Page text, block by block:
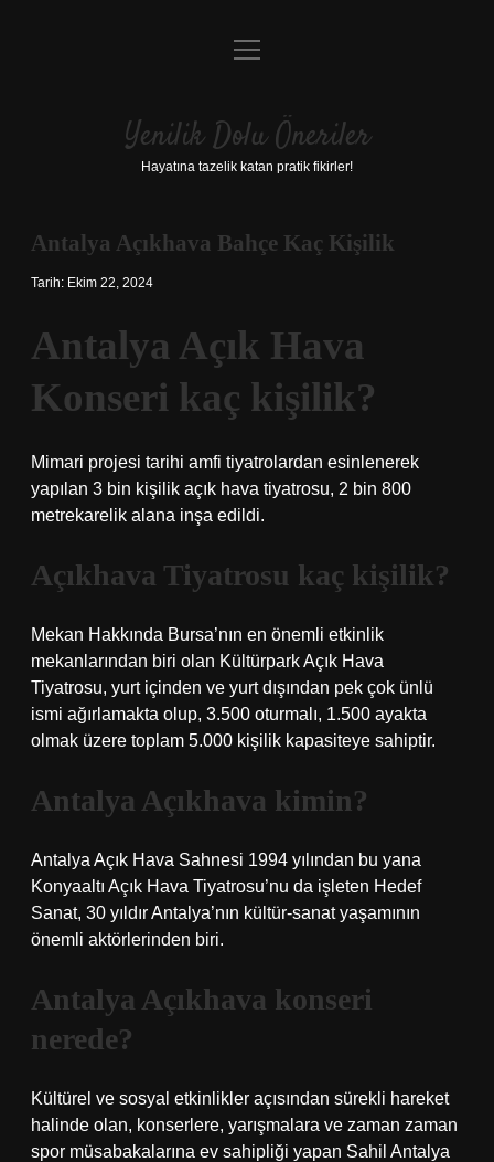
Anasayfa
Yasal Uyarı
menüyü
Yenilik Dolu Öneriler
Hayatına tazelik katan pratik fikirler!
Antalya Açıkhava Bahçe Kaç Kişilik
Tarih: Ekim 22, 2024
Antalya Açık Hava
Konseri kaç kişilik?
Mimari projesi tarihi amfi tiyatrolardan esinlenerek
yapılan 3 bin kişilik açık hava tiyatrosu, 2 bin 800
metrekarelik alana inşa edildi.
Açıkhava Tiyatrosu kaç kişilik?
Mekan Hakkında Bursa’nın en önemli etkinlik
mekanlarından biri olan Kültürpark Açık Hava
Tiyatrosu, yurt içinden ve yurt dışından pek çok ünlü
ismi ağırlamakta olup, 3.500 oturmalı, 1.500 ayakta
olmak üzere toplam 5.000 kişilik kapasiteye sahiptir.
Antalya Açıkhava kimin?
Antalya Açık Hava Sahnesi 1994 yılından bu yana
Konyaaltı Açık Hava Tiyatrosu’nu da işleten Hedef
Sanat, 30 yıldır Antalya’nın kültür-sanat yaşamının
önemli aktörlerinden biri.
Antalya Açıkhava konseri
nerede?
Kültürel ve sosyal etkinlikler açısından sürekli hareket
halinde olan, konserlere, yarışmalara ve zaman zaman
spor müsabakalarına ev sahipliği yapan Sahil Antalya